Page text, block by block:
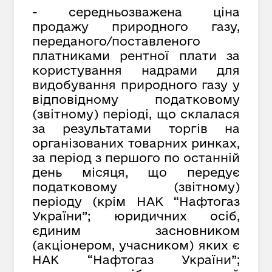
- середньозважена ціна
продажу природного газу,
переданого/поставленого
платниками рентної плати за
користування надрами для
видобування природного газу у
відповідному податковому
(звітному) періоді, що склалася
за результатами торгів на
організованих товарних ринках,
за період з першого по останній
день місяця, що передує
податковому (звітному)
періоду (крім НАК “Нафтогаз
України”; юридичних осіб,
єдиним засновником
(акціонером, учасником) яких є
НАК “Нафтогаз України”;